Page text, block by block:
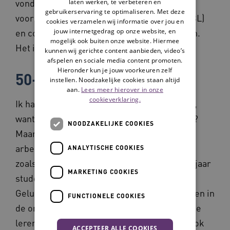
vond het leuk. Vervolgens kwam er een plek
voor een beroepsbegeleidende leerweg (BBL)
en collega’s vonden dat ik moest solliciteren.
Het is een traject waarbij je werkt en leert.
50-plus is te oud, toch?
Ik had niet verwacht dat het iets zou worden,
want wie zit er te wachten op iemand van 51?
Maar ik kreeg de plek! Ondanks dat de
arbeidsmarkt toen anders was; geen tekort
zoals nu. Het betekende ook weer een paar jaar
studeren. Spannend, want kon ik dat nog?
Gelukkig wel! Ik heb op verschillende plekken in
de organisatie gezeten om de doelgroepen te
leren kennen: bij dagbesteding, wonen en ook
gebruikerservaring te optimaliseren. Met deze
cookies verzamelen wij informatie over jou en
jouw internetgedrag op onze website, en
mogelijk ook buiten onze website. Hiermee
kunnen wij gerichte content aanbieden, video’s
afspelen en sociale media content promoten.
Hieronder kun je jouw voorkeuren zelf
instellen. Noodzakelijke cookies staan altijd
aan. Lees meer hierover in onze
cookieverklaring.
NOODZAKELIJKE COOKIES
ANALYTISCHE COOKIES
MARKETING COOKIES
FUNCTIONELE COOKIES
ACCEPTEER ALLE COOKIES